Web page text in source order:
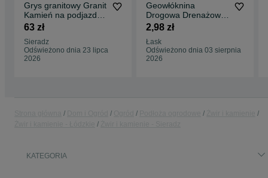
Grys granitowy Granit
Kamień na podjazd
parking ogród
63 zł
Sieradz
Odświeżono dnia 23 lipca
2026
Geowłóknina
Drogowa Drenażowa
pod Kostkę Bruk
Kruszywo Kratkę 2m
3m 4m
2,98 zł
Łask
Odświeżono dnia 03 sierpnia
2026
KATEGORIA